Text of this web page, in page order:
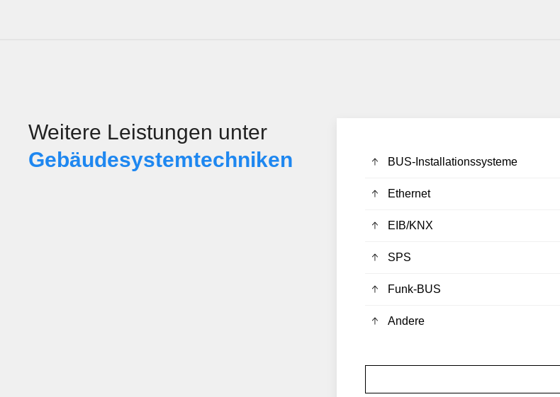
Weitere Leistungen unter
Gebäudesystemtechniken
BUS-Installationssysteme
Ethernet
EIB/KNX
SPS
Funk-BUS
Andere